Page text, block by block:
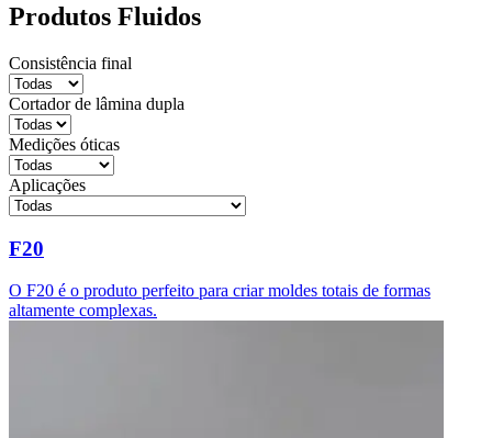
Produtos Fluidos
Consistência final
Cortador de lâmina dupla
Medições óticas
Aplicações
F20
O F20 é o produto perfeito para criar moldes totais de formas
altamente complexas.